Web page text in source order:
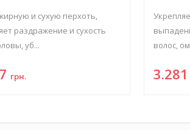
и сухую перхоть,
раздражение и сухость
уб...
грн.
волос,
3.281